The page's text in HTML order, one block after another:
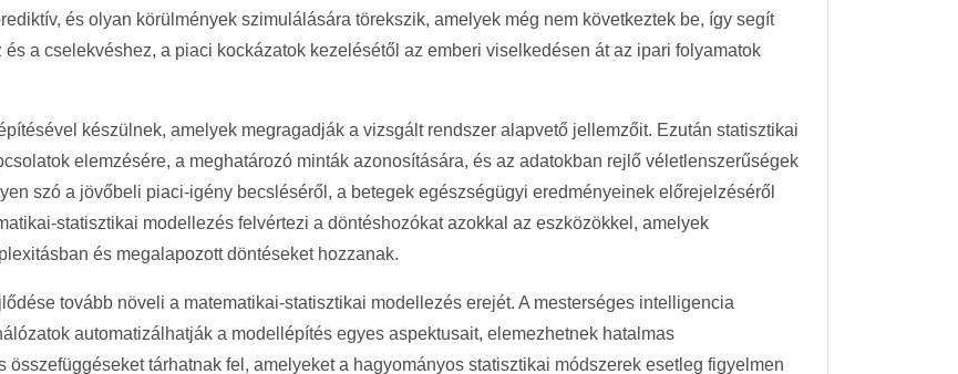
és olyan körülmények szimulálására törekszik, amelyek még nem következtek be, így segít
a cselekvéshez, a piaci kockázatok kezelésétől az emberi viselkedésen át az ipari folyamatok
készülnek, amelyek megragadják a vizsgált rendszer alapvető jellemzőit. Ezután statisztikai
elemzésére, a meghatározó minták azonosítására, és az adatokban rejlő véletlenszerűségek
szó a jövőbeli piaci-igény becsléséről, a betegek egészségügyi eredményeinek előrejelzéséről
statisztikai modellezés felvértezi a döntéshozókat azokkal az eszközökkel, amelyek
és megalapozott döntéseket hozzanak.
tovább növeli a matematikai-statisztikai modellezés erejét. A mesterséges intelligencia
automatizálhatják a modellépítés egyes aspektusait, elemezhetnek hatalmas
tárhatnak fel, amelyeket a hagyományos statisztikai módszerek esetleg figyelmen